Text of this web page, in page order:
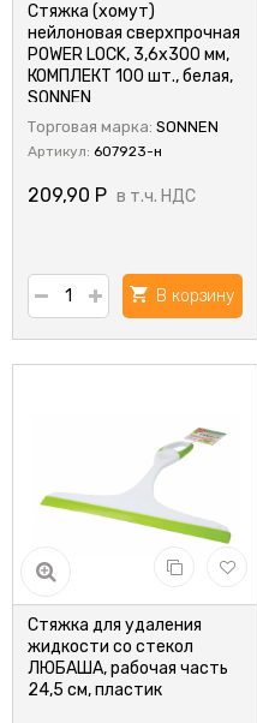
Стяжка (хомут)
нейлоновая сверхпрочная
POWER LOCK, 3,6x300 мм,
КОМПЛЕКТ 100 шт., белая,
SONNEN
Торговая марка: SONNEN
Артикул: 607923-н
209,90 Р в т.ч. НДС
В корзину
Стяжка для удаления
жидкости со стекол
ЛЮБАША, рабочая часть
24,5 см, пластик